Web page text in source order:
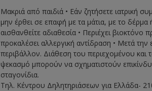
Μακριά από παιδιά • Εάν ζητήσετε ιατρική
μην έρθει σε επαφή με τα μάτια, με το
αισθανθείτε αδιαθεσία • Περιέχει
προκαλέσει αλλεργική αντίδραση • Μετά
περιβάλλον. Διάθεση του περιεχομένου
ψεκασμό μπορούν να σχηματιστούν
σταγονίδια.
Τηλ. Κέντρου Δηλητηριάσεων για Ελλάδα-